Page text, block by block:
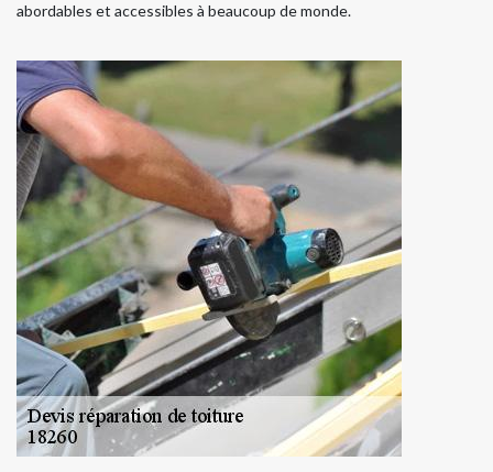
abordables et accessibles à beaucoup de monde.